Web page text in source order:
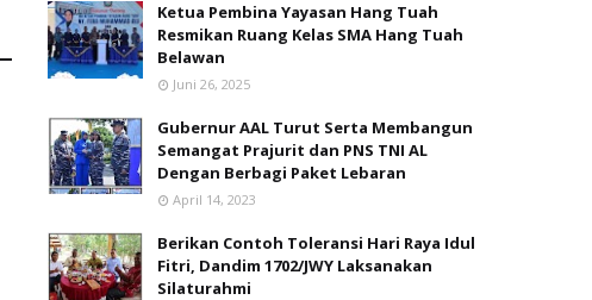
Ketua Pembina Yayasan Hang Tuah
Resmikan Ruang Kelas SMA Hang Tuah
Belawan
Juni 26, 2025
Gubernur AAL Turut Serta Membangun
Semangat Prajurit dan PNS TNI AL
Dengan Berbagi Paket Lebaran
April 14, 2023
Berikan Contoh Toleransi Hari Raya Idul
Fitri, Dandim 1702/JWY Laksanakan
Silaturahmi